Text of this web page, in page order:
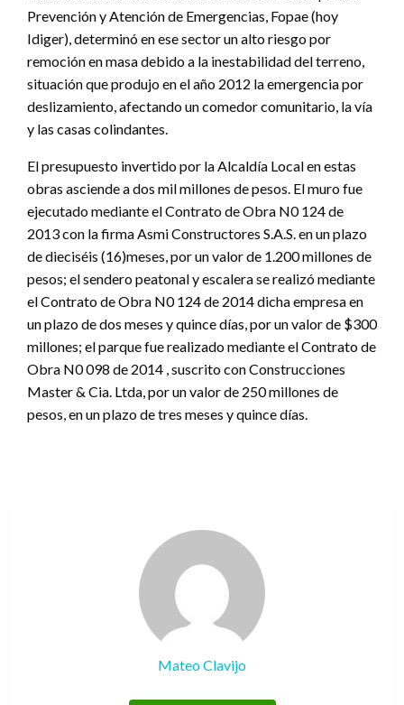
Prevención y Atención de Emergencias, Fopae (hoy
Idiger), determinó en ese sector un alto riesgo por
remoción en masa debido a la inestabilidad del terreno,
situación que produjo en el año 2012 la emergencia por
deslizamiento, afectando un comedor comunitario, la vía
y las casas colindantes.
El presupuesto invertido por la Alcaldía Local en estas
obras asciende a dos mil millones de pesos. El muro fue
ejecutado mediante el Contrato de Obra N0 124 de
2013 con la firma Asmi Constructores S.A.S. en un plazo
de dieciséis (16)meses, por un valor de 1.200 millones de
pesos; el sendero peatonal y escalera se realizó mediante
el Contrato de Obra N0 124 de 2014 dicha empresa en
un plazo de dos meses y quince días, por un valor de $300
millones; el parque fue realizado mediante el Contrato de
Obra N0 098 de 2014 , suscrito con Construcciones
Master & Cia. Ltda, por un valor de 250 millones de
pesos, en un plazo de tres meses y quince días.
Mateo Clavijo